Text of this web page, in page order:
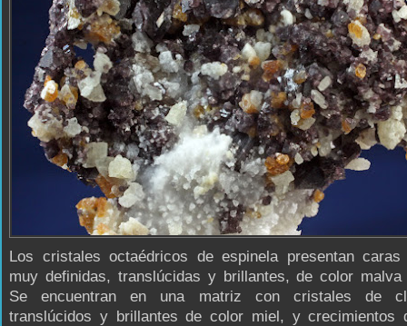
Los cristales octaédricos de espinela presentan
muy definidas, translúcidas y brillantes, de color malva
Se encuentran en una matriz con cristales de
translúcidos y brillantes de color miel, y crecimientos